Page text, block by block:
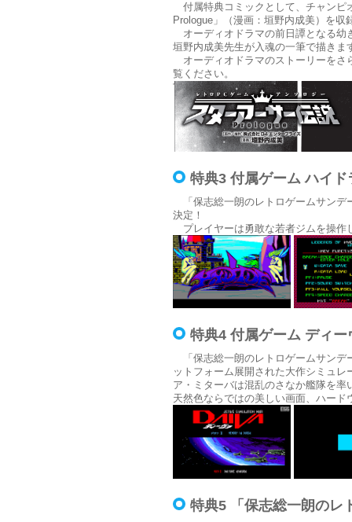
付属特典コミックとして、チャンピ
Prologue」（漫画：垣野内成美）を収
オーディオドラマの前日譚となる幼
垣野内成美先生が入魂の一筆で描きま
オーディオドラマのストーリーをさ
覧ください。
特典3 付属ゲーム ハイ
「保志総一朗のレトロゲームサンデ
決定！
プレイヤーは勇敢な若者ジムを操作
特典4 付属ゲーム ディ
「保志総一朗のレトロゲームサンデ
ットフォーム展開された大作シミュレ
ア・ミターバは混乱のさなか艦隊を
天然色ならではの美しい画面、ハー
特典5 「保志総一朗のレ